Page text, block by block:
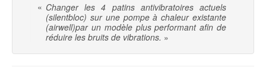
« Changer les 4 patins antivibratoires actuels
(silentbloc) sur une pompe à chaleur existante
(airwell)par un modèle plus performant afin de
réduire les bruits de vibrations. »